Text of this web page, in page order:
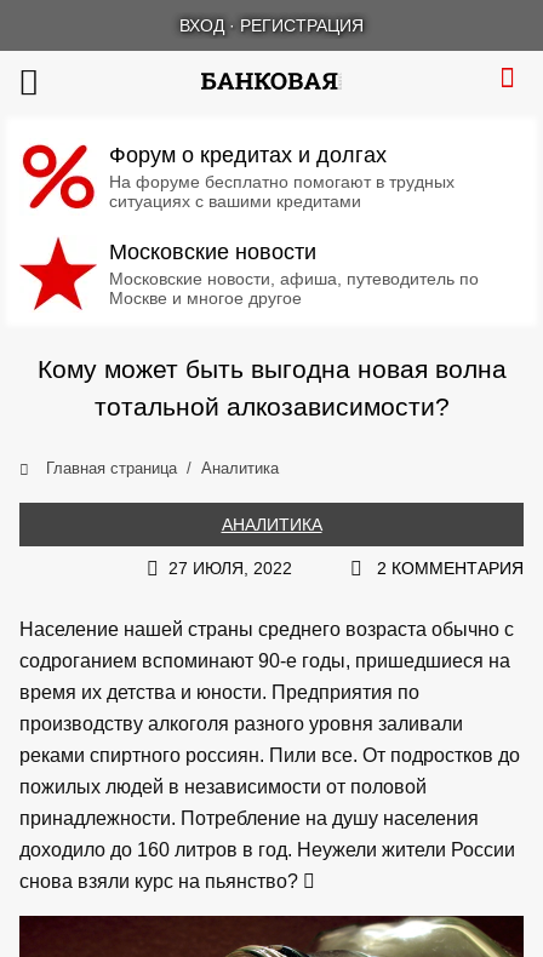
ВХОД · РЕГИСТРАЦИЯ
Форум о кредитах и долгах
На форуме бесплатно помогают в трудных
ситуациях с вашими кредитами
Московские новости
Московские новости, афиша, путеводитель по
Москве и многое другое
Кому может быть выгодна новая волна
тотальной алкозависимости?
Главная страница Аналитика
АНАЛИТИКА
27 ИЮЛЯ, 2022 2 КОММЕНТАРИЯ
Население нашей страны среднего возраста обычно с
содроганием вспоминают 90-е годы, пришедшиеся на
время их детства и юности. Предприятия по
производству алкоголя разного уровня заливали
реками спиртного россиян. Пили все. От подростков до
пожилых людей в независимости от половой
принадлежности. Потребление на душу населения
доходило до 160 литров в год. Неужели жители России
снова взяли курс на пьянство?